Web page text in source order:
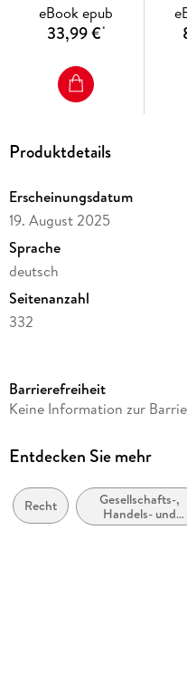
Dieses Werk bietet dafür
- kompakt, verständlich und
eBook epub
33,99 €*
Produktdetails
Erscheinungsdatum
19. August 2025
Sprache
deutsch
Seitenanzahl
332
Reihe
Autor/Autorin
Verlag/Hersteller
Fachmedien Recht und
Barrierefreiheit
Keine Information zur
Entdecken Sie mehr
Recht
Gesellschafts-,
Handels- und